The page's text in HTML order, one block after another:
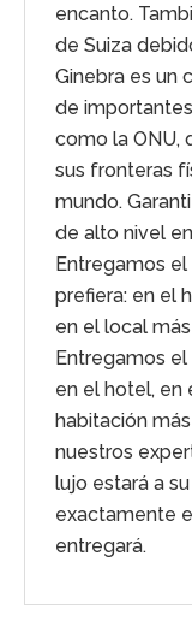
encanto.
de Suiza
Ginebra es un
de
como la ONU,
sus fronteras
mundo.
de alto nivel
Entregamos
prefiera: en el
en el local
Entregamos
en el hotel, en
habitación
nuestros
lujo estará a
exactamente
entregará.